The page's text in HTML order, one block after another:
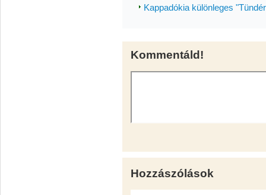
Kappadókia különleges
Kommentáld!
Hozzászólások